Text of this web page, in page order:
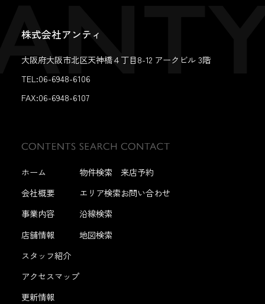
株式会社アンティ
大阪府大阪市北区天神橋４丁目8-12 アークビル 3階
TEL:06-6948-6106
FAX:06-6948-6107
ホーム
会社概要
事業内容
店舗情報
スタッフ紹介
アクセスマップ
更新情報
物件検索
エリア検索
沿線検索
地図検索
来店予約
お問い合わせ